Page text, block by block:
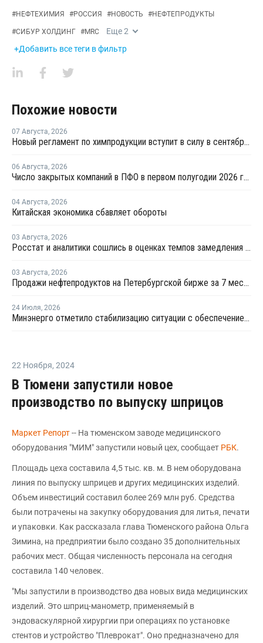
#НЕФТЕХИМИЯ #РОССИЯ #НОВОСТЬ #НЕФТЕПРОДУКТЫ
#СИБУР ХОЛДИНГ #MRC Еще2
+Добавить все теги в фильтр
Похожие новости
07 Августа, 2026
Новый регламент по химпродукции вступит в силу в сентябре 2027 года
06 Августа, 2026
Число закрытых компаний в ПФО в первом полугодии 2026 года вдвое превысило число новых
04 Августа, 2026
Китайская экономика сбавляет обороты
03 Августа, 2026
Росстат и аналитики сошлись в оценках темпов замедления экономики
03 Августа, 2026
Продажи нефтепродуктов на Петербургской бирже за 7 месяцев снизились на 11,2%, в июле – на 35,6%
24 Июля, 2026
Минэнерго отметило стабилизацию ситуации с обеспечением топливом в ряде регионов
22 Ноября, 2024
В Тюмени запустили новое
производство по выпуску шприцов
Маркет Репорт-- На тюменском заводе медицинского
оборудования "МИМ" запустили новый цех, сообщает РБК.
Площадь цеха составила 4,5 тыс. кв. м. В нем оборудована
линия по выпуску шприцев и других медицинских изделий.
Объем инвестиций составил более 269 млн руб. Средства
были потрачены на закупку оборудования для литья, печати
и упаковки. Как рассказала глава Тюменского района Ольга
Зимина, на предприятии было создано 35 дополнительных
рабочих мест. Общая численность персонала на сегодня
составила 140 человек.
"Мы запустили в производство два новых вида медицинских
изделий. Это шприц-манометр, применяемый в
эндоваскулярной хирургии при операциях по установке
стентов и устройство "Плеврокат". Оно предназначено для